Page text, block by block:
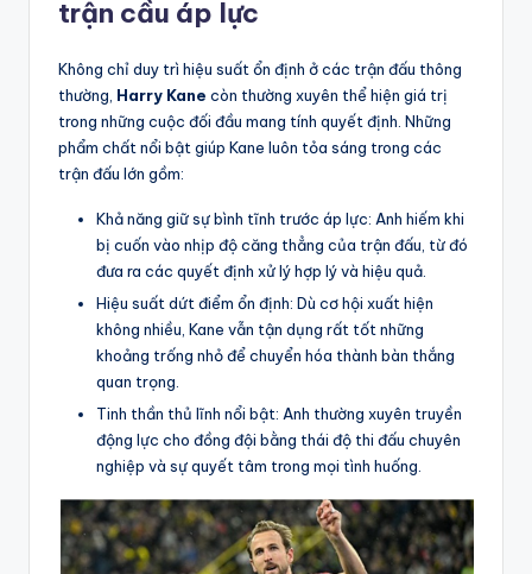
trận cầu áp lực
Không chỉ duy trì hiệu suất ổn định ở các trận đấu thông
thường, Harry Kane còn thường xuyên thể hiện giá trị
trong những cuộc đối đầu mang tính quyết định. Những
phẩm chất nổi bật giúp Kane luôn tỏa sáng trong các
trận đấu lớn gồm:
Khả năng giữ sự bình tĩnh trước áp lực: Anh hiếm khi
bị cuốn vào nhịp độ căng thẳng của trận đấu, từ đó
đưa ra các quyết định xử lý hợp lý và hiệu quả.
Hiệu suất dứt điểm ổn định: Dù cơ hội xuất hiện
không nhiều, Kane vẫn tận dụng rất tốt những
khoảng trống nhỏ để chuyển hóa thành bàn thắng
quan trọng.
Tinh thần thủ lĩnh nổi bật: Anh thường xuyên truyền
động lực cho đồng đội bằng thái độ thi đấu chuyên
nghiệp và sự quyết tâm trong mọi tình huống.